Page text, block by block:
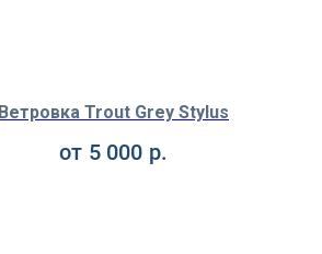
Ветровка Trout Grey Stylus
от 5 000 р.